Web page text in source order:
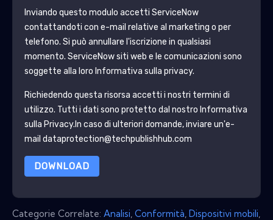
Inviando questo modulo accetti ServiceNow
contattandoti con e-mail relative al marketing o per
telefono. Si può annullare l'iscrizione in qualsiasi
momento. ServiceNowsiti web e le comunicazioni sono
soggette alla loro Informativa sulla privacy.
Richiedendo questa risorsa accetti i nostri termini di
utilizzo. Tutti i dati sono protetto dal nostro Informativa
sulla Privacy.In caso di ulteriori domande, inviare un'e-
mail dataprotection@techpublishhub.com
DOWNLOAD
Categorie Correlate: Analisi Conformità Dispositivi mobili